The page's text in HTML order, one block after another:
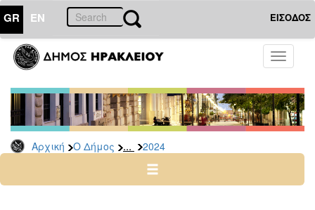
GR EN ΕΙΣΟΔΟΣ
Toggle
Αρχική Ο Δήμος ... 2024
ΔΗΜΟΣ
Δελτία
Τύπου
Αρχείο
2026
2024